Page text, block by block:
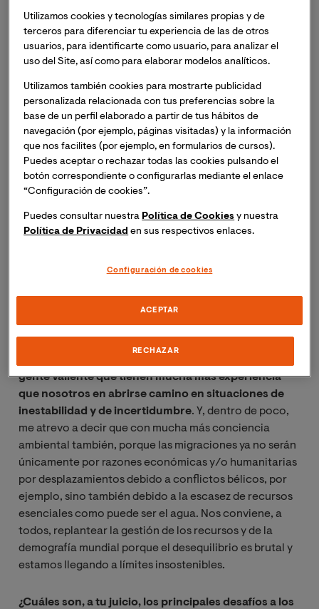
atrás y se ve obligado a abrirse camino en un mundo
nuevo, con una cultura distinta, con unas reglas
diferentes que deberá comprender y asumir a medida
que se va a incorporando al lugar de llegada. ¿Por qué?
Bien, porque justo eso es lo que estamos sintiendo
todos nosotros ahora.Sentimos que nuestro mundo
conocido se desvanece e intuimos que a partir de
ahora deberemos readaptarnos y navegar en una
incertidumbre muy potente.
Esto tal vez era sólo
patrimonio de los países no desarrollados y lo
mirábamos de lejos incluso con cierto paternalismo, sin
esto se ha hecho incuestionable, somos más
para salir a flote. Los problemas que enfrenta la
razones diversas hasta el desafío del cambio climático.
En este sentido, tal y como explico en mi libro ‘Poder
gente valiente que tienen mucha más experiencia
que nosotros en abrirse camino en situaciones de
inestabilidad y de incertidumbre. Y, dentro de poco,
me atrevo a decir que con mucha más conciencia
ambiental también, porque las migraciones ya no serán
únicamente por razones económicas y/o humanitarias
por desplazamientos debido a conflictos bélicos, por
ejemplo, sino también debido a la escasez de recursos
esenciales como puede ser el agua. Nos conviene, a
todos, replantear la gestión de los recursos y de la
demografía mundial porque el desequilibrio es brutal y
estamos llegando a límites insostenibles.
¿Cuáles son, a tu juicio, los principales desafíos a los
Utilizamos cookies y tecnologías similares propias y de
terceros para diferenciar tu experiencia de las de otros
usuarios, para identificarte como usuario, para analizar el
uso del Site, así como para elaborar modelos analíticos.
Utilizamos también cookies para mostrarte publicidad
personalizada relacionada con tus preferencias sobre la
base de un perfil elaborado a partir de tus hábitos de
navegación (por ejemplo, páginas visitadas) y la información
que nos facilites (por ejemplo, en formularios de cursos).
Puedes aceptar o rechazar todas las cookies pulsando el
botón correspondiente o configurarlas mediante el enlace
“Configuración de cookies”.
Puedes consultar nuestra Política de Cookies y nuestra
Política de Privacidad en sus respectivos enlaces.
Configuración de cookies
RECHAZAR
ACEPTAR